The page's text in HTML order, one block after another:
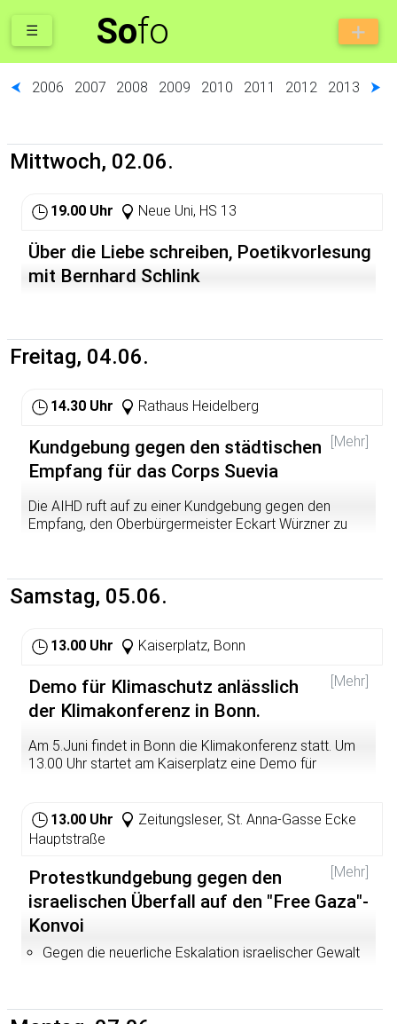
Sofo
☰
⮜ 2006 2007 2008 2009 2010 2011 2012 2013 ⮞
Mittwoch, 02.06.
19.00 Uhr Neue Uni, HS 13
Über die Liebe schreiben, Poetikvorlesung
mit Bernhard Schlink
Freitag, 04.06.
14.30 Uhr Rathaus Heidelberg
[Mehr]
Kundgebung gegen den städtischen
Empfang für das Corps Suevia
Die AIHD ruft auf zu einer Kundgebung gegen den
Empfang, den Oberbürgermeister Eckart Würzner zu
sich damit an dem Versuch seiner Corpsbrüder, diese
reaktionäre Männerseilschaft als respektablen
Traditionsverein darzustellen.
Weitere Infos findet ihr im beigefügten pdf-Dokument
Samstag, 05.06.
13.00 Uhr Kaiserplatz, Bonn
[Mehr]
Demo für Klimaschutz anlässlich
der Klimakonferenz in Bonn.
Am 5.Juni findet in Bonn die Klimakonferenz statt. Um
13.00 Uhr startet am Kaiserplatz eine Demo für
Infos unter: www.klimawelle.de
13.00 Uhr
Zeitungsleser, St. Anna-Gasse Ecke
Hauptstraße
[Mehr]
Protestkundgebung gegen den
israelischen Überfall auf den "Free Gaza"-
Konvoi
Gegen die neuerliche Eskalation israelischer Gewalt
die deutsche Bundesregierung!